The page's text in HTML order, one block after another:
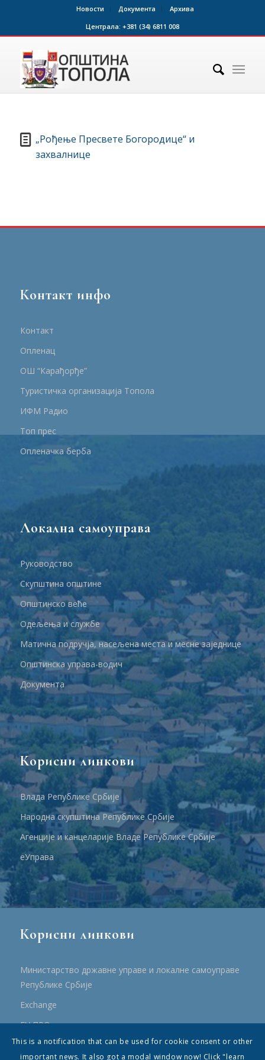
Новости Документа
Архива
Централа: +381 (34) 6811 008
„Рођење Пресвете Богородице“ и
захвалнице
Контакт инфо
Контакт
Опленац
ОШ “Карађорђе”
Туристичка организација Топола
ИФМ Радио
Топ прес
Опленачка берба
Локална самоуправа
Руководство
Скупштина општине
Општинско веће
Одељења и службе
Матична подручја, насељена места и месне заједнице
Општинска управа-водич
Документа
Корисни линкови
Влада Републике Србије
Народна скупштина Републике Србије
Агенције и канцеларије Владе Републике Србије
еУправа
Корисни линкови
Министарство државне управе и локалне самоуправе
Републике Србије
Еxchange
ЕУ ПРО
ПРРР
This is a notification that can be used for cookie consent or other
important news. It also got a modal window now! Click "learn